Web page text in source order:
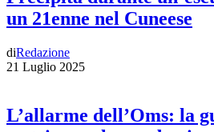
un 21enne nel Cuneese
diRedazione
21 Luglio 2025
L’allarme dell’Oms: la